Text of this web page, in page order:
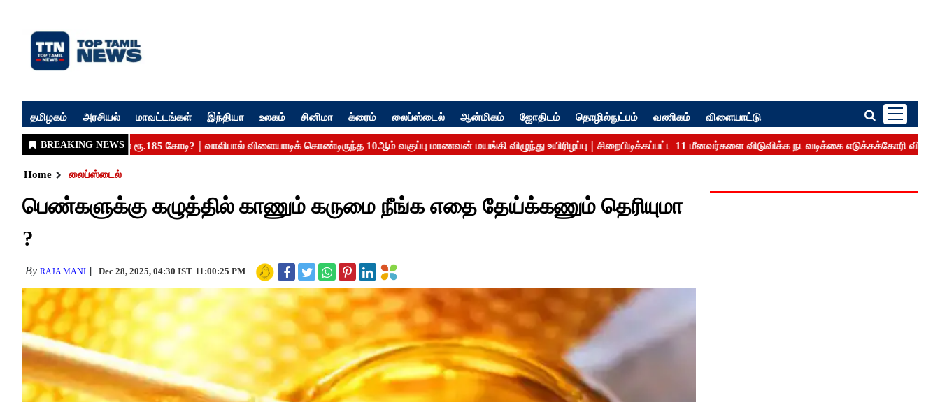
தமிழகம் அரசியல் மாவட்டங்கள் இந்தியா உலகம் சினிமா க்ரைம் லைப்ஸ்டைல் ஆன்மிகம் ஜோதிடம் தொழில்நுட்பம் வணிகம் விளையாட்டு
Home லைப்ஸ்டைல்
பெண்களுக்கு கழுத்தில் காணும் கருமை நீங்க எதை தேய்க்கணும் தெரியுமா
?
By RAJA MANI Dec 28, 2025, 04:30 IST 11:00:25 PM